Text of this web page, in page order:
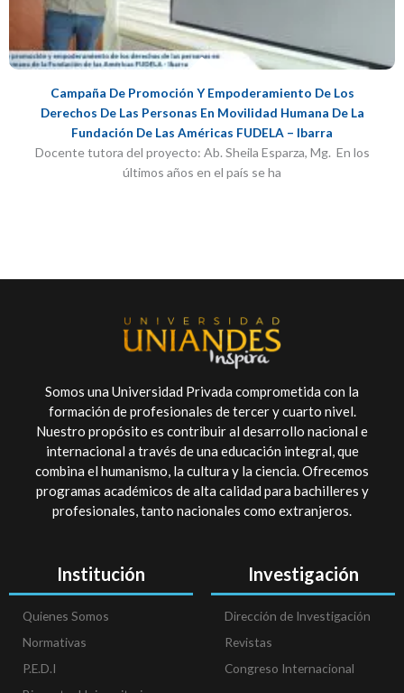
Campaña De Promoción Y Empoderamiento De Los
Derechos De Las Personas En Movilidad Humana De La
Fundación De Las Américas FUDELA – Ibarra
Docente tutora del proyecto: Ab. Sheila Esparza, Mg. En los
últimos años en el país se ha
Somos una Universidad Privada comprometida con la
formación de profesionales de tercer y cuarto nivel.
Nuestro propósito es contribuir al desarrollo nacional e
internacional a través de una educación integral, que
combina el humanismo, la cultura y la ciencia. Ofrecemos
programas académicos de alta calidad para bachilleres y
profesionales, tanto nacionales como extranjeros.
Institución
Quienes Somos
Normativas
P.E.D.I
Investigación
Dirección de Investigación
Revistas
Congreso Internacional